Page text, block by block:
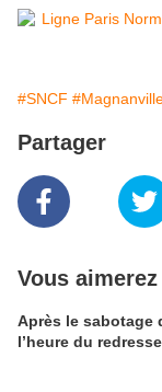
#SNCF
Partager
Vous
Après le sabotage
l’heure du